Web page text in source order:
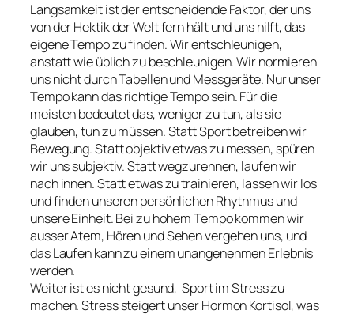
Langsamkeit ist der entscheidende Faktor, der uns
von der Hektik der Welt fern hält und uns hilft, das
eigene Tempo zu finden. Wir entschleunigen,
anstatt wie üblich zu beschleunigen. Wir normieren
uns nicht durch Tabellen und Messgeräte. Nur unser
Tempo kann das richtige Tempo sein. Für die
meisten bedeutet das, weniger zu tun, als sie
glauben, tun zu müssen. Statt Sport betreiben wir
Bewegung. Statt objektiv etwas zu messen, spüren
wir uns subjektiv. Statt wegzurennen, laufen wir
nach innen. Statt etwas zu trainieren, lassen wir los
und finden unseren persönlichen Rhythmus und
unsere Einheit. Bei zu hohem Tempo kommen wir
ausser Atem, Hören und Sehen vergehen uns, und
das Laufen kann zu einem unangenehmen Erlebnis
werden.
Weiter ist es nicht gesund, Sport im Stress zu
machen. Stress steigert unser Hormon Kortisol, was